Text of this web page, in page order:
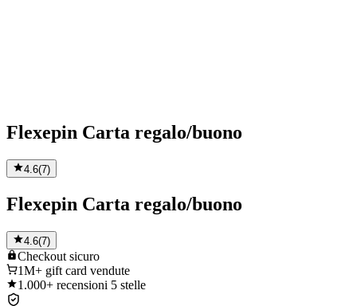
Flexepin Carta regalo/buono
4.6(7)
Flexepin Carta regalo/buono
4.6(7)
Checkout sicuro
1M+ gift card vendute
1.000+ recensioni 5 stelle